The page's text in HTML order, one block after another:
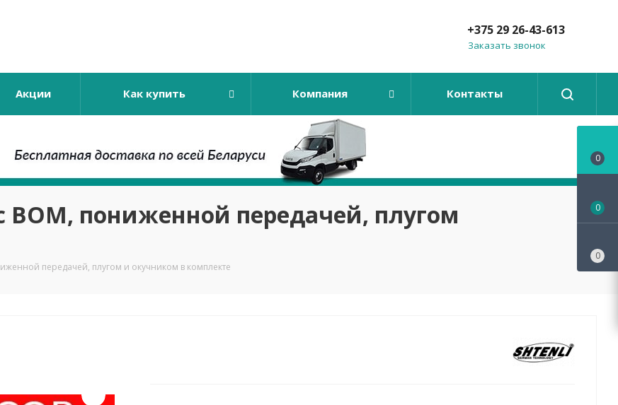
+375 29 26-43-613
Заказать звонок
Акции Как купить Компания Контакты
ВОМ, пониженной передачей, плугом
передачей, плугом и окучником в комплекте
0
0
0